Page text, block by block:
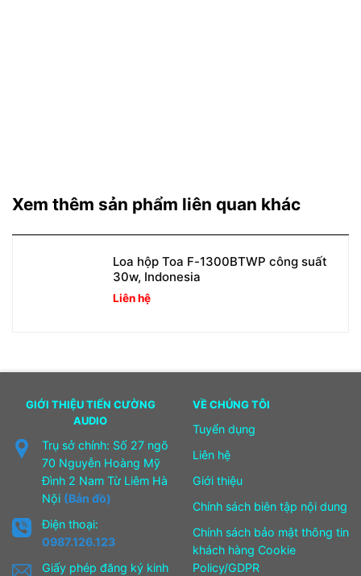
Xem thêm sản phẩm liên quan khác
Loa hộp Toa F-1300BTWP công suất
30w, Indonesia
Liên hệ
GIỚI THIỆU TIẾN CƯỜNG
AUDIO
Trụ sở chính: Số 27 ngõ
70 Nguyễn Hoàng Mỹ
Đình 2 Nam Từ Liêm Hà
Nội (Bản đồ)
Điện thoại:
0987.126.123
Giấy phép đăng ký kinh
VỀ CHÚNG TÔI
Tuyển dụng
Liên hệ
Giới thiệu
Chính sách biên tập nội dung
Chính sách bảo mật thông tin
khách hàng Cookie
Policy/GDPR